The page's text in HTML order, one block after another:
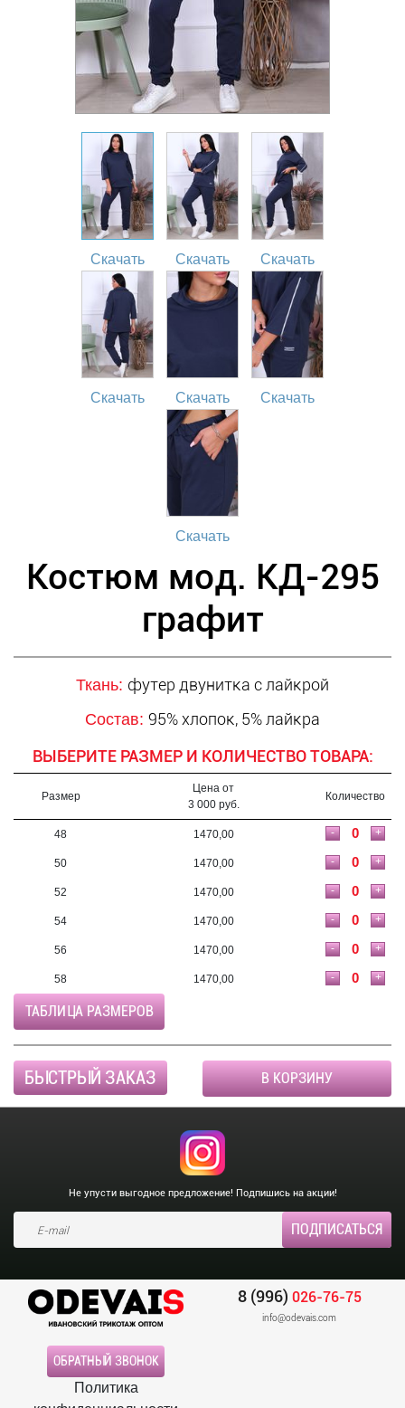
Скачать Скачать Скачать
Скачать Скачать Скачать
Скачать
Костюм мод. КД-295
графит
Ткань: футер двунитка с лайкрой
Состав: 95% хлопок, 5% лайкра
ВЫБЕРИТЕ РАЗМЕР И КОЛИЧЕСТВО ТОВАРА:
Размер
Цена от
3 000 руб.
Количество
48 1470,00 +
-
50 1470,00 +
-
52 1470,00 +
-
54 1470,00 +
-
56 1470,00 +
-
58 1470,00 +
-
ТАБЛИЦА РАЗМЕРОВ
БЫСТРЫЙ ЗАКАЗ В КОРЗИНУ
Не упусти выгодное предложение! Подпишись на акции!
8 (996) 026-76-75
info@odevais.com
ОБРАТНЫЙ ЗВОНОК
Политика